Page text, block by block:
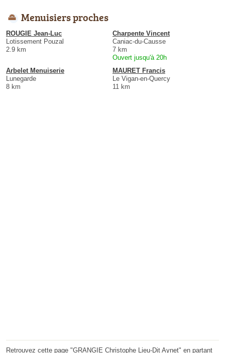
Menuisiers proches
ROUGIE Jean-Luc
Lotissement Pouzal
2.9 km
Charpente Vincent
Caniac-du-Causse
7 km
Ouvert jusqu'à 20h
Arbelet Menuiserie
Lunegarde
8 km
MAURET Francis
Le Vigan-en-Quercy
11 km
Retrouvez cette page "GRANGIE Christophe Lieu-Dit Aynet" en partant